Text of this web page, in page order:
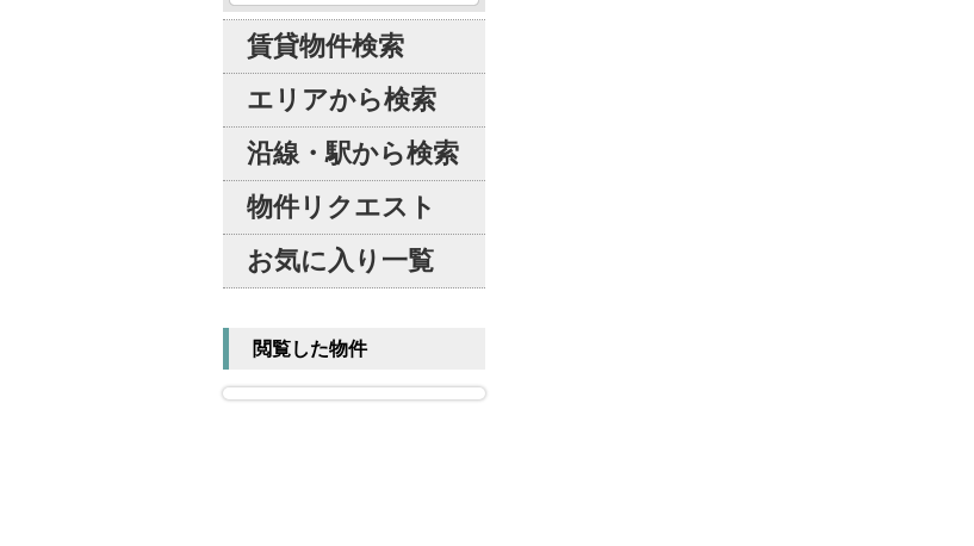
賃貸物件検索
エリアから検索
沿線・駅から検索
物件リクエスト
お気に入り一覧
閲覧した物件